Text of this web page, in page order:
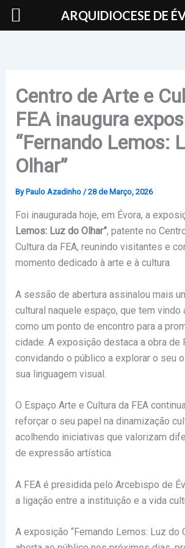
Skip
Centro de Arte e
FEA inaugura
“Fernando Lemos:
Olhar”
By Paulo Azadinho /28 de Março, 2026
Foi inaugurada hoje, em Évora, a
Lemos: Luz do Olhar”, patente no
Cultura da FEA, reunindo visitantes e
momento dedicado à arte e à cultura.
A sessão de abertura assinalou mais
cultural naquele espaço, que tem vindo
como um ponto de encontro para a
cidade. A exposição destaca a obra de
convidando o público a explorar o seu
sua linguagem visual.
O Espaço Arte e Cultura da FEA
reforçar o seu papel na dinamização
acolhendo iniciativas que valorizam
de expressão artística.
A FEA é presidida pelo Arcebispo de
a ligação entre a instituição e a vida
A exposição “Fernando Lemos: Luz do
ARQUIDIOCESE DE